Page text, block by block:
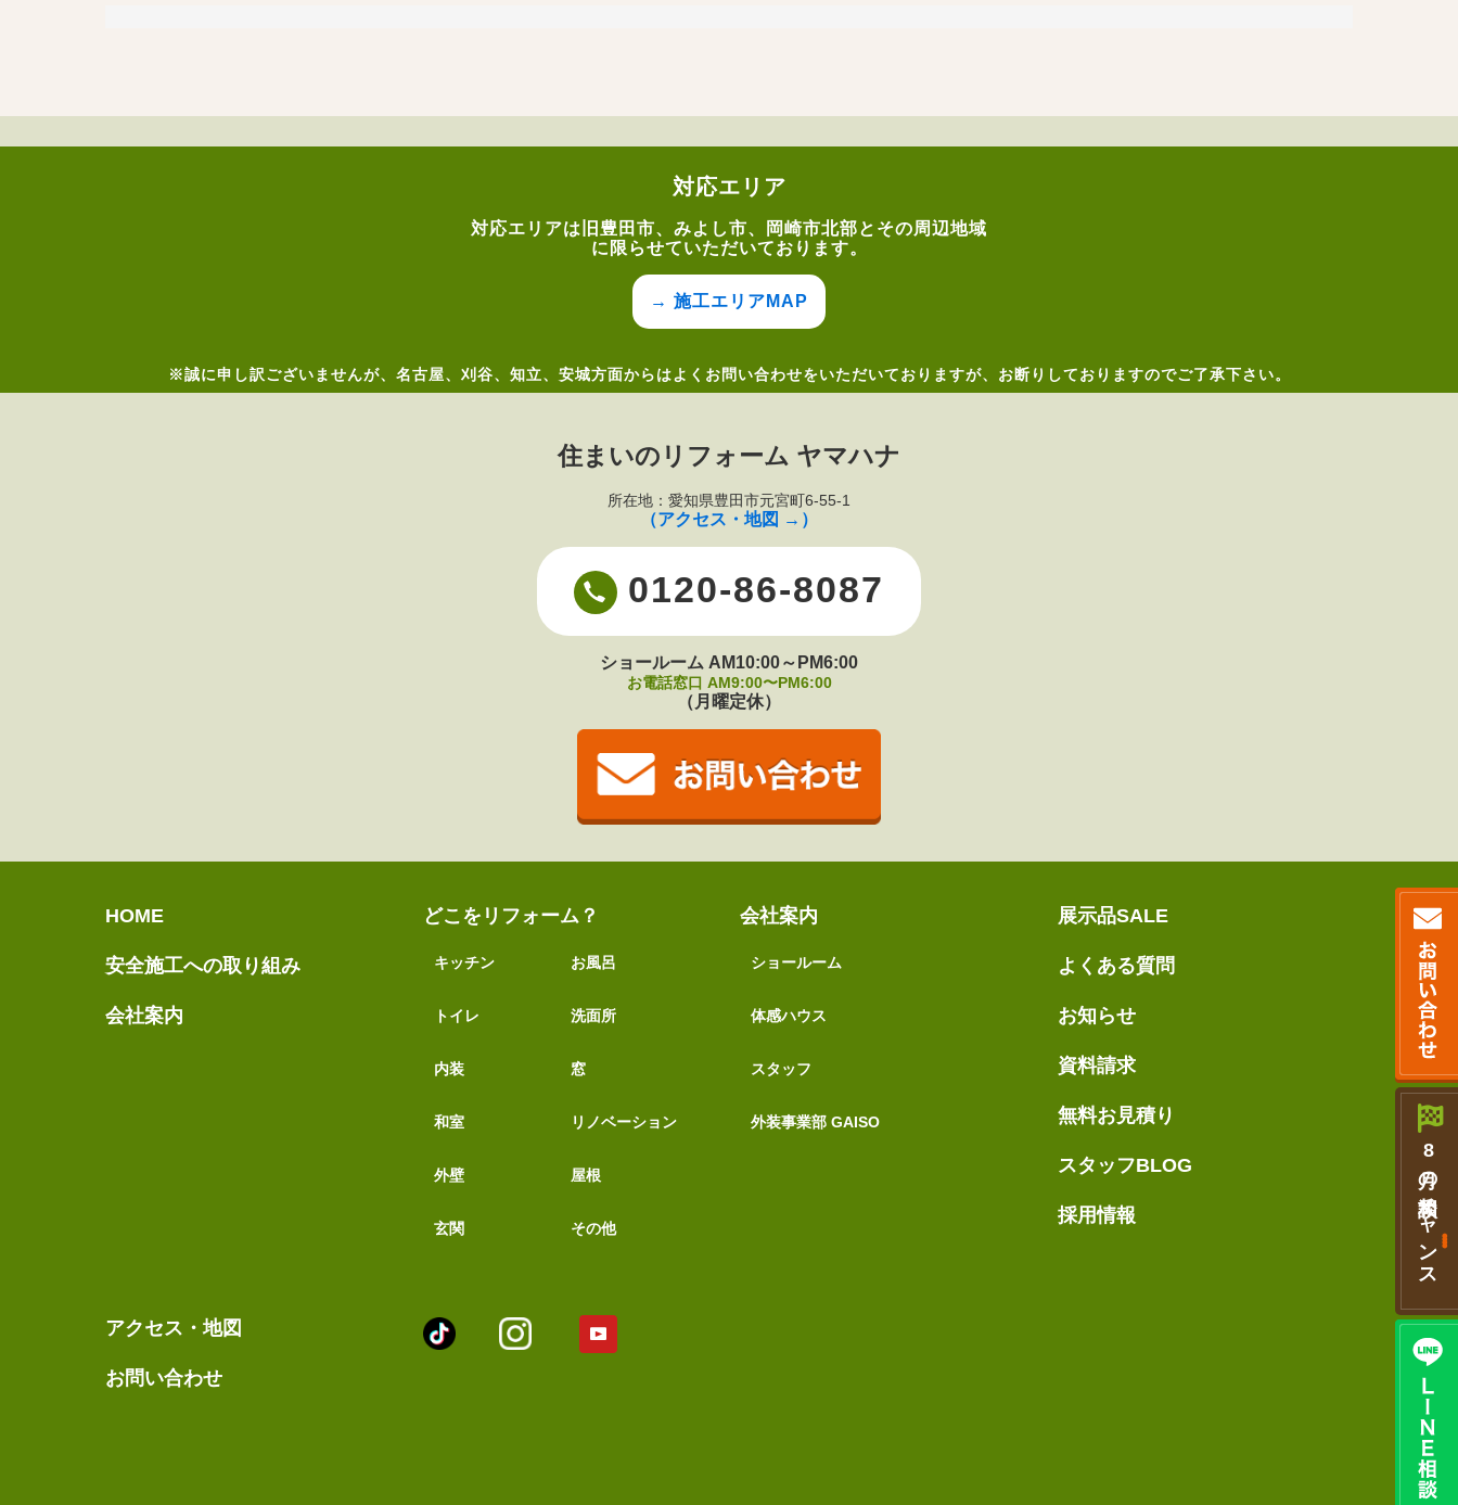
対応エリア
対応エリアは旧豊田市、みよし市、岡崎市北部とその周辺地域
に限らせていただいております。
→ 施工エリアMAP
※誠に申し訳ございませんが、名古屋、刈谷、知立、安城方面からはよくお問い合わせをいただいておりますが、お断りしておりますのでご了承下さい。
住まいのリフォーム ヤマハナ
所在地：愛知県豊田市元宮町6-55-1
（アクセス・地図 →）
0120-86-8087
ショールーム AM10:00～PM6:00
お電話窓口 AM9:00〜PM6:00
（月曜定休）
HOME
安全施工への取り組み
会社案内
どこをリフォーム？
キッチン お風呂
トイレ 洗面所
内装 窓
和室 リノベーション
外壁 屋根
玄関 その他
会社案内
ショールーム
体感ハウス
スタッフ
外装事業部 GAISO
展示品SALE
よくある質問
お知らせ
資料請求
無料お見積り
スタッフBLOG
採用情報
アクセス・地図
お問い合わせ
TikTok
ア
Instagram
ア
YouTubeアカウント
8
月の相談
チャンス